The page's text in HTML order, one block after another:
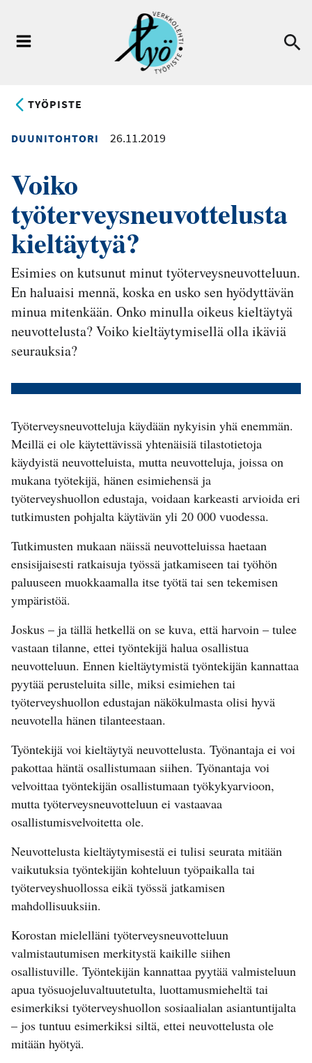
pääsisältöön
TYÖPISTE
DUUNITOHTORI 26.11.2019
Voiko
työterveysneuvottelusta
kieltäytyä?
Esimies on kutsunut minut työterveysneuvotteluun.
En haluaisi mennä, koska en usko sen hyödyttävän
minua mitenkään. Onko minulla oikeus kieltäytyä
neuvottelusta? Voiko kieltäytymisellä olla ikäviä
seurauksia?
Työterveysneuvotteluja käydään nykyisin yhä enemmän.
Meillä ei ole käytettävissä yhtenäisiä tilastotietoja
käydyistä neuvotteluista, mutta neuvotteluja, joissa on
mukana työtekijä, hänen esimiehensä ja
työterveyshuollon edustaja, voidaan karkeasti arvioida eri
tutkimusten pohjalta käytävän yli 20 000 vuodessa.
Tutkimusten mukaan näissä neuvotteluissa haetaan
ensisijaisesti ratkaisuja työssä jatkamiseen tai työhön
paluuseen muokkaamalla itse työtä tai sen tekemisen
ympäristöä.
Joskus – ja tällä hetkellä on se kuva, että harvoin – tulee
vastaan tilanne, ettei työntekijä halua osallistua
neuvotteluun. Ennen kieltäytymistä työntekijän kannattaa
pyytää perusteluita sille, miksi esimiehen tai
työterveyshuollon edustajan näkökulmasta olisi hyvä
neuvotella hänen tilanteestaan.
Työntekijä voi kieltäytyä neuvottelusta. Työnantaja ei voi
pakottaa häntä osallistumaan siihen. Työnantaja voi
velvoittaa työntekijän osallistumaan työkykyarvioon,
mutta työterveysneuvotteluun ei vastaavaa
osallistumisvelvoitetta ole.
Neuvottelusta kieltäytymisestä ei tulisi seurata mitään
vaikutuksia työntekijän kohteluun työpaikalla tai
työterveyshuollossa eikä työssä jatkamisen
mahdollisuuksiin.
Korostan mielelläni työterveysneuvotteluun
valmistautumisen merkitystä kaikille siihen
osallistuville. Työntekijän kannattaa pyytää valmisteluun
apua työsuojeluvaltuutetulta, luottamusmieheltä tai
esimerkiksi työterveyshuollon sosiaalialan asiantuntijalta
– jos tuntuu esimerkiksi siltä, ettei neuvottelusta ole
mitään hyötyä.